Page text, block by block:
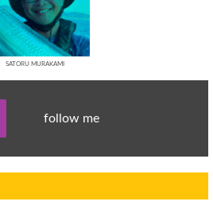
SATORU MURAKAMI
follow me